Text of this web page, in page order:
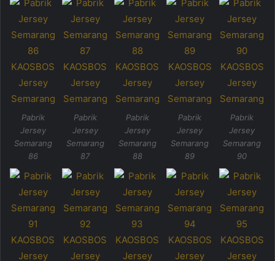
Pabrik
Jersey
Semarang
86
Pabrik
Jersey
Semarang
87
Pabrik
Jersey
Semarang
88
Pabrik
Jersey
Semarang
89
Pabrik
Jersey
Semarang
90